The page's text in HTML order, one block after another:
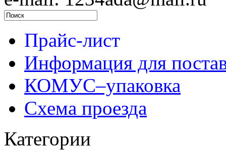
Прайс-лист
Информация для
КОМУС–упаковка
Схема проезда
Категории